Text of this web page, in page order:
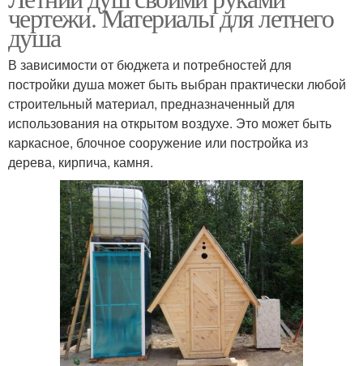
чертежи. Материалы для летнего
душа
В зависимости от бюджета и потребностей для
постройки душа может быть выбран практически любой
строительный материал, предназначенный для
использования на открытом воздухе. Это может быть
каркасное, блочное сооружение или постройка из
дерева, кирпича, камня.